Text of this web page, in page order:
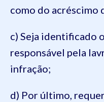
como do acréscimo
c) Seja identificado
responsável pela
infração;
d) Por último,